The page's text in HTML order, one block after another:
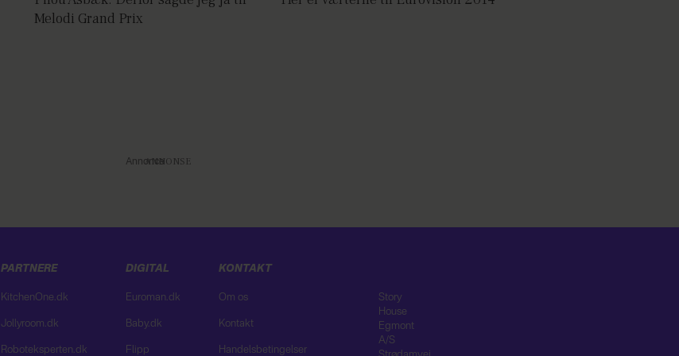
Melodi Grand Prix
Annonce
PARTNERE
KitchenOne.dk
Jollyroom.dk
Roboteksperten.dk
DIGITAL
Euroman.dk
Baby.dk
Flipp
KONTAKT
Om os
Kontakt
Handelsbetingelser
Story
House
Egmont
A/S